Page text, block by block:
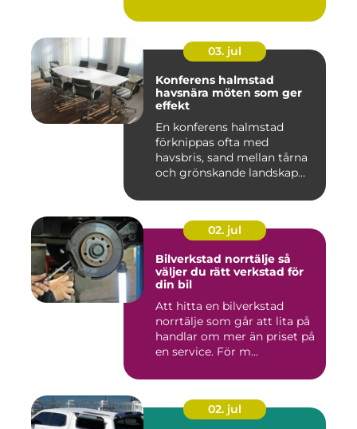
03. jul
Konferens halmstad
havsnära möten som ger
effekt
En konferens halmstad
förknippas ofta med
havsbris, sand mellan tårna
och grönskande landskap
02. jul
Bilverkstad norrtälje så
väljer du rätt verkstad för
din bil
Att hitta en bilverkstad
norrtälje som går att lita på
handlar om mer än priset på
en service. För m...
02. jul